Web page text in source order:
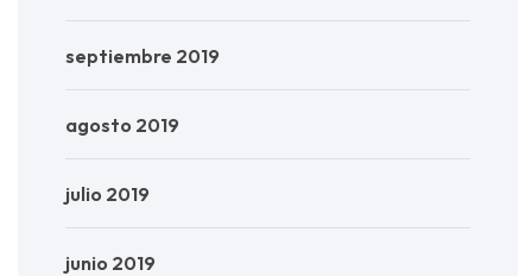
septiembre 2019
agosto 2019
julio 2019
junio 2019